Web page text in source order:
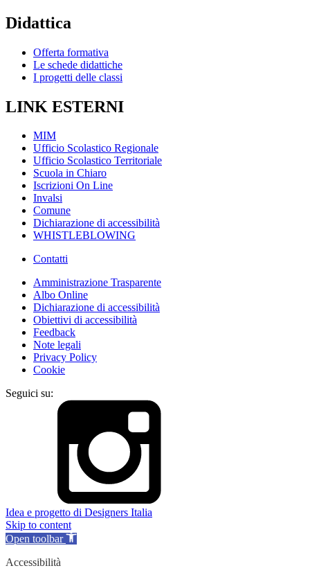
Didattica
Offerta formativa
Le schede didattiche
I progetti delle classi
LINK ESTERNI
MIM
Ufficio Scolastico Regionale
Ufficio Scolastico Territoriale
Scuola in Chiaro
Iscrizioni On Line
Invalsi
Comune
Dichiarazione di accessibilità
WHISTLEBLOWING
Contatti
Amministrazione Trasparente
Albo Online
Dichiarazione di accessibilità
Obiettivi di accessibilità
Feedback
Note legali
Privacy Policy
Cookie
Seguici su:
Idea e progetto di Designers Italia
Skip to content
Open toolbar
Accessibilità